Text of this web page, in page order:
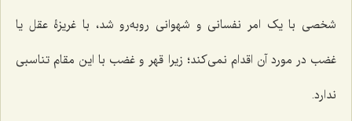
شخصی با یک امر نفسانی و شهوانی روبه‌رو شد، با غریزۀ عقل یا
غضب در مورد آن اقدام نمی‌کند؛ زیرا قهر و غضب با این مقام تناسبی
ندارد.